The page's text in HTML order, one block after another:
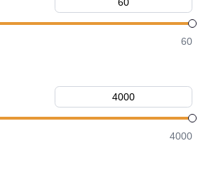
60
4000